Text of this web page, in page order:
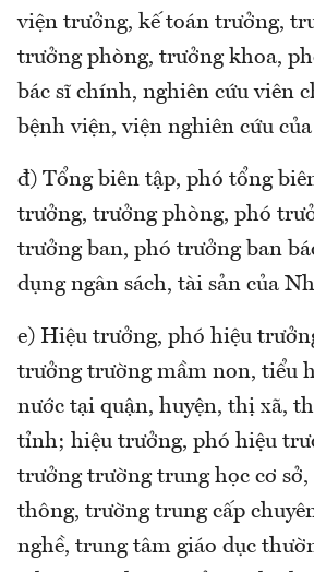
viện trưởng, kế toán trưởng,
trưởng phòng, trưởng khoa,
bác sĩ chính, nghiên cứu viên
bệnh viện, viện nghiên cứu
đ) Tổng biên tập, phó tổng
trưởng, trưởng phòng, phó
trưởng ban, phó trưởng ban
dụng ngân sách, tài sản của
e) Hiệu trưởng, phó hiệu
trưởng trường mầm non, tiểu
nước tại quận, huyện, thị xã,
tỉnh; hiệu trưởng, phó hiệu
trưởng trường trung học cơ
thông, trường trung cấp
nghề, trung tâm giáo dục